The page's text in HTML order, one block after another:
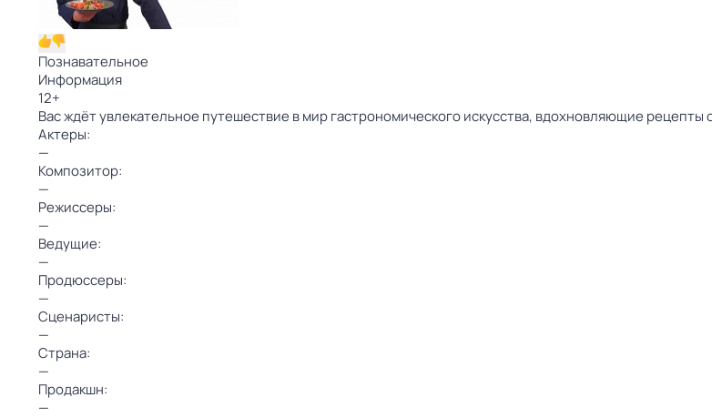
Познавательное
Информация
12+
Вас ждёт увлекательное путешествие в мир гастрономического искусства, вдохновляющие
Актеры:
—
Композитор:
—
Режиссеры:
—
Ведущие:
—
Продюссеры:
—
Сценаристы:
—
Страна:
—
Продакшн:
—